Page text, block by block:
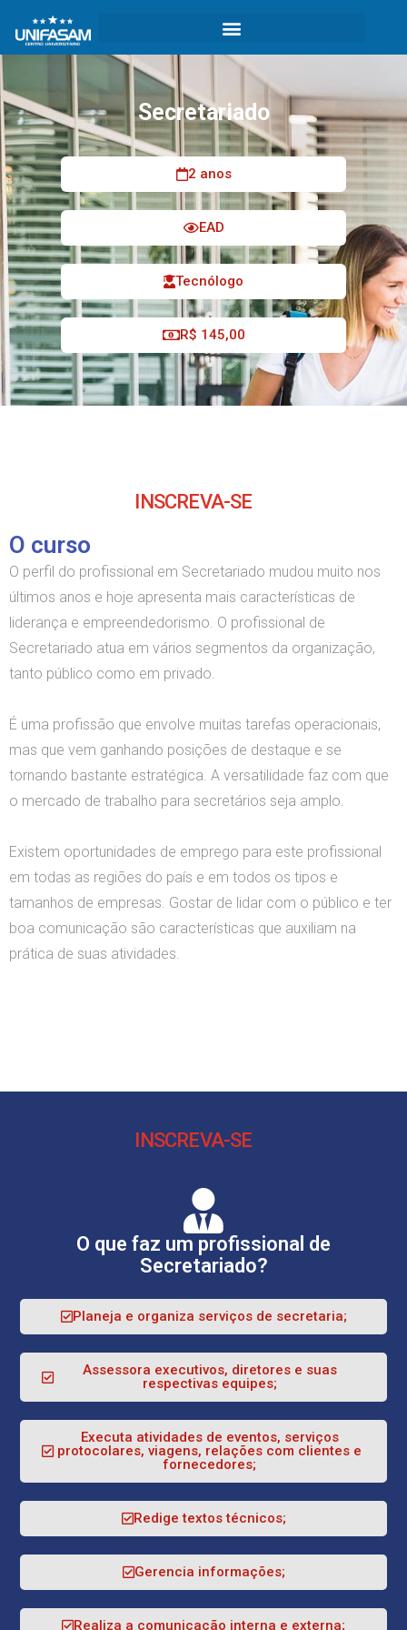
Secretariado
2 anos
EAD
Tecnólogo
R$ 145,00
INSCREVA-SE
O curso
O perfil do profissional em Secretariado mudou muito nos
últimos anos e hoje apresenta mais características de
liderança e empreendedorismo. O profissional de
Secretariado atua em vários segmentos da organização,
tanto público como em privado.
É uma profissão que envolve muitas tarefas operacionais,
mas que vem ganhando posições de destaque e se
tornando bastante estratégica. A versatilidade faz com que
o mercado de trabalho para secretários seja amplo.
Existem oportunidades de emprego para este profissional
em todas as regiões do país e em todos os tipos e
tamanhos de empresas. Gostar de lidar com o público e ter
boa comunicação são características que auxiliam na
prática de suas atividades.
INSCREVA-SE
O que faz um profissional de
Secretariado?
Planeja e organiza serviços de secretaria;
Assessora executivos, diretores e suas
respectivas equipes;
Executa atividades de eventos, serviços
protocolares, viagens, relações com clientes e
fornecedores;
Redige textos técnicos;
Gerencia informações;
Realiza a comunicação interna e externa;